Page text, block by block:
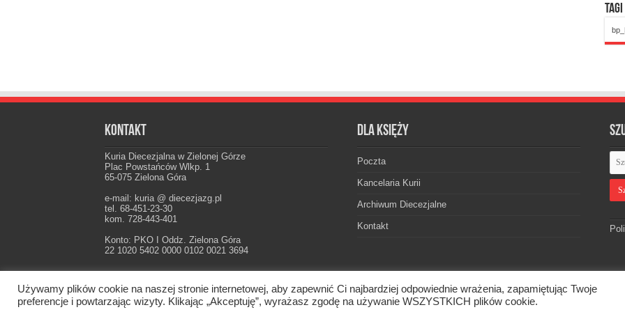
Tagi
Kontakt
Kuria Diecezjalna w Zielonej Górze
Plac Powstańców Wlkp. 1
65-075 Zielona Góra
e-mail: kuria @ diecezjazg.pl
tel. 68-451-23-30
kom. 728-443-401
Konto: PKO I Oddz. Zielona Góra
22 1020 5402 0000 0102 0021 3694
Dla księży
Poczta
Kancelaria Kurii
Archiwum Diecezjalne
Kontakt
Oficjalna strona Diecezji Zielonogórsko-Gorzowskiej. © 2026. Wszelkie prawa zastrzeżone.
Używamy plików cookie na naszej stronie internetowej, aby zapewnić Ci najbardziej odpowiednie wrażenia, zapamiętując Twoje
preferencje i powtarzając wizyty. Klikając „Akceptuję”, wyrażasz zgodę na używanie WSZYSTKICH plików cookie.